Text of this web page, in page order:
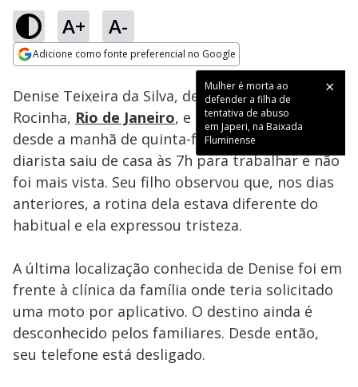
A+ A-
Adicione como fonte preferencial no Google
Ativar
:
39.37%
Denise Teixeira da Silva, de 56 anos, vive na
Rocinha, Rio de Janeiro, e está desaparecida
desde a manhã de quinta-feira passada. A
diarista saiu de casa às 7h para trabalhar e não
foi mais vista. Seu filho observou que, nos dias
anteriores, a rotina dela estava diferente do
habitual e ela expressou tristeza.
A última localização conhecida de Denise foi em
frente à clínica da família onde teria solicitado
uma moto por aplicativo. O destino ainda é
desconhecido pelos familiares. Desde então,
seu telefone está desligado.